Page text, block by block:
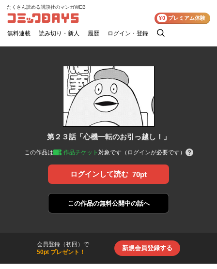
コミックDAYS
たくさん読める講談社のマンガWEB
無料連載 読み切り・新人 履歴 ログイン・登録
検
¥0 プレミアム体験
第２３話「心機一転のお引っ越し！」
この作品は 作品チケット 対象です（ログインが必要です）
ログインして読む 70pt
この作品の無料公開中の話へ
会員登録（初回）で
50pt プレゼント！
新規会員登録する